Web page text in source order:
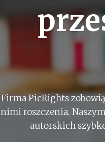
Firma PicRights
nimi roszczenia.
autorskich